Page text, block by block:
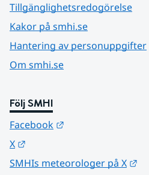
Tillgänglighetsredogörelse
Kakor på smhi.se
Hantering av personuppgifter
Om smhi.se
Följ SMHI
Facebook
X
SMHIs meteorologer på X